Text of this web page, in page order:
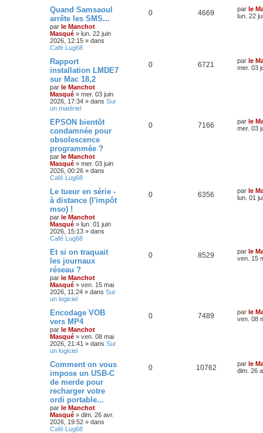
Quand Samsaoul
arrête les SMS...
par le Manchot
Masqué » lun. 22 juin
2026, 12:15 » dans
Café Lug68
0 4669 par le
lun. 22
Rapport
installation LMDE7
sur Mac 18,2
par le Manchot
Masqué » mer. 03 juin
2026, 17:34 » dans Sur
un matériel
0 6721 par le
mer. 03
EPSON bientôt
condamnée pour
obsolescence
programmée ?
par le Manchot
Masqué » mer. 03 juin
2026, 00:26 » dans
Café Lug68
0 7166 par le
mer. 03
Le tueur en série -
à distance (l'impôt
mso) !
par le Manchot
Masqué » lun. 01 juin
2026, 15:13 » dans
Café Lug68
0 6356 par le
lun. 01
Et si on traquait
les journaux
réseau ?
par le Manchot
Masqué » ven. 15 mai
2026, 11:24 » dans Sur
un logiciel
0 8529 par le
ven. 15
Encodage VOB
vers MP4
par le Manchot
Masqué » ven. 08 mai
2026, 21:41 » dans Sur
un logiciel
0 7489 par le
ven. 08
Comment on vous
impose un USB-C
de merde pour
recharger votre
ordi portable...
par le Manchot
Masqué » dim. 26 avr.
2026, 19:52 » dans
Café Lug68
0 10762 par le
dim. 26